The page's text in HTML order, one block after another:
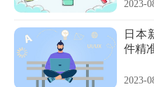
2023-
日本
件精
2023-